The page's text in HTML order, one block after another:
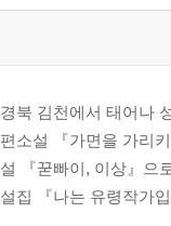
경북 김천에서 태어나
편소설 『가면을 가리
설 『꾿빠이, 이상』으
설집 『나는 유령작가